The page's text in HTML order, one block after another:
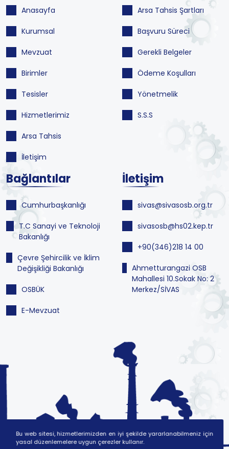
Anasayfa
Kurumsal
Mevzuat
Birimler
Tesisler
Hizmetlerimiz
Arsa Tahsis
İletişim
Arsa Tahsis Şartları
Başvuru Süreci
Gerekli Belgeler
Ödeme Koşulları
Yönetmelik
S.S.S
Bağlantılar
Cumhurbaşkanlığı
T.C Sanayi ve Teknoloji
Bakanlığı
Çevre Şehircilik ve İklim
Değişikliği Bakanlığı
OSBÜK
E-Mevzuat
İletişim
sivas@sivasosb.org.tr
sivasosb@hs02.kep.tr
+90(346)218 14 00
Ahmetturangazi OSB
Mahallesi 10.Sokak No: 2
Merkez/SİVAS
Bu web sitesi, hizmetlerimizden en iyi şekilde yararlanabilmeniz için
yasal düzenlemelere uygun çerezler kullanır.